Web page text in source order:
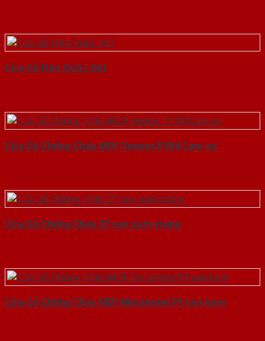
Cửa Gỗ Hàn Quốc 3A1
Cửa Gỗ Chống Cháy MDF Veneer P1R4 Cam xe
Cửa Gỗ Chống Cháy 2P son xam trang
Cửa Gỗ Chống Cháy MDF Melamine P1 van kem